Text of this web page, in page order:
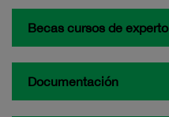
Becas cursos de experto
Documentación